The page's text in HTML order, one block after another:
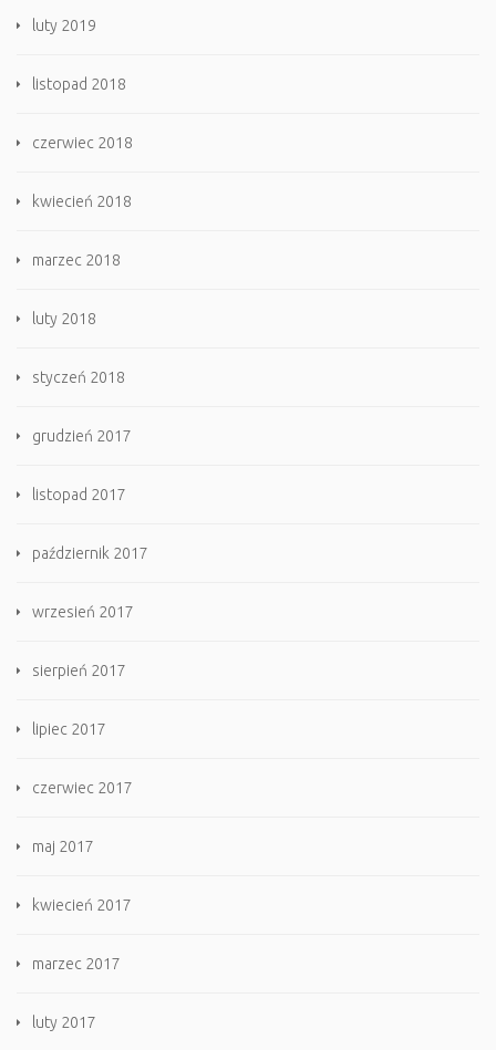
luty 2019
listopad 2018
czerwiec 2018
kwiecień 2018
marzec 2018
luty 2018
styczeń 2018
grudzień 2017
listopad 2017
październik 2017
wrzesień 2017
sierpień 2017
lipiec 2017
czerwiec 2017
maj 2017
kwiecień 2017
marzec 2017
luty 2017